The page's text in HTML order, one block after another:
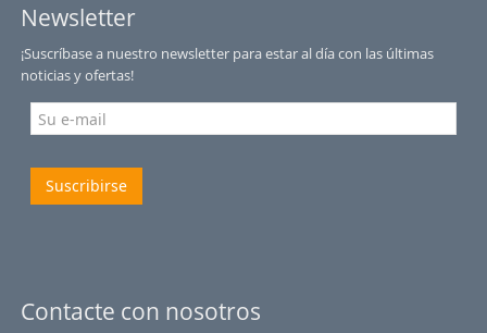
Newsletter
¡Suscríbase a nuestro newsletter para estar al día con las últimas
noticias y ofertas!
Suscribirse
Contacte con nosotros